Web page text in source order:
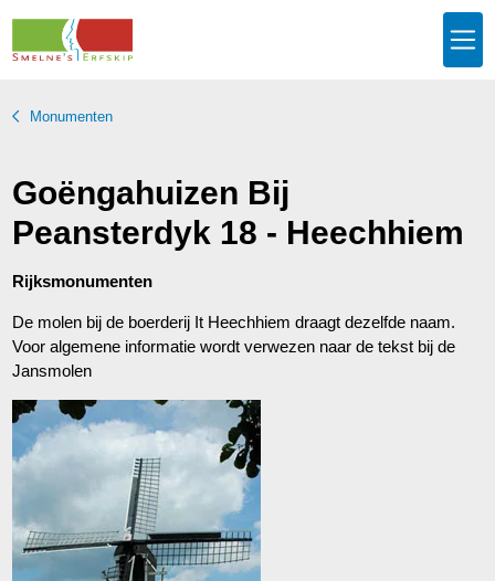
Monumenten
Goëngahuizen Bij
Peansterdyk 18 - Heechhiem
Rijksmonumenten
De molen bij de boerderij It Heechhiem draagt dezelfde naam.
Voor algemene informatie wordt verwezen naar de tekst bij de
Jansmolen